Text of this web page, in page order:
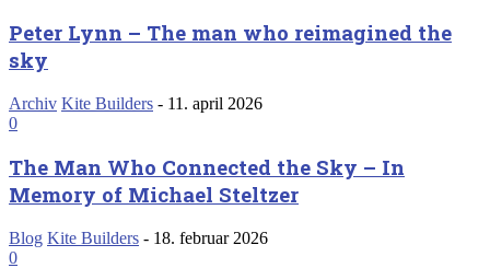
Peter Lynn – The man who reimagined the
sky
Archiv Kite Builders - 11. april 2026
0
The Man Who Connected the Sky – In
Memory of Michael Steltzer
Blog Kite Builders - 18. februar 2026
0